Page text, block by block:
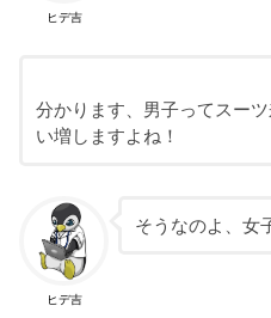
ヒデ吉
分かります、男子ってスー
い増しますよね！
ヒデ吉
そうなのよ、女